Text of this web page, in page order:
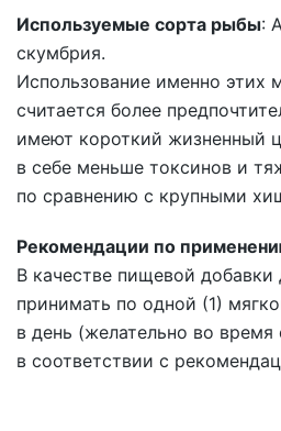
Используемые сорта рыбы:
скумбрия.
Использование именно этих
считается более
имеют короткий жизненный
в себе меньше токсинов и
по сравнению с крупными
Рекомендации по
В качестве пищевой добавки
принимать по одной (1)
в день (желательно во
в соответствии с